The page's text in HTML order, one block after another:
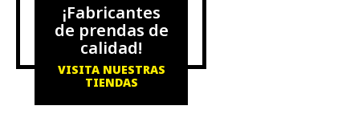
¡Fabricantes
de prendas de
calidad!
VISITA NUESTRAS
TIENDAS